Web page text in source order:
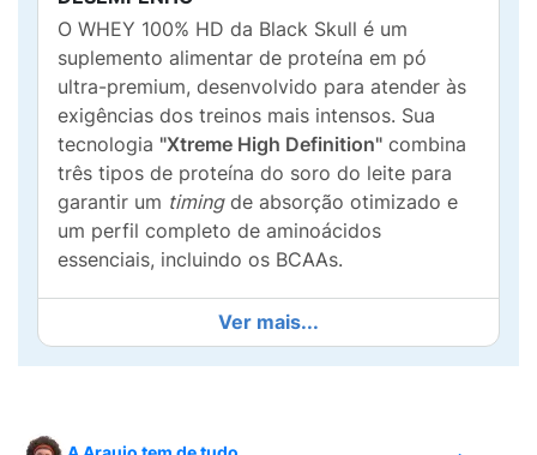
O WHEY 100% HD da Black Skull é um
suplemento alimentar de proteína em pó
ultra-premium, desenvolvido para atender às
exigências dos treinos mais intensos. Sua
tecnologia "Xtreme High Definition" combina
três tipos de proteína do soro do leite para
garantir um timingde absorção otimizado e
um perfil completo de aminoácidos
essenciais, incluindo os BCAAs.
Whey Protein Concentrado (WPC):
Excelente fonte proteica de rápida
digestão, rica em aminoácidos.
alta pureza, com baixo teor de carboidratos
Ver mais...